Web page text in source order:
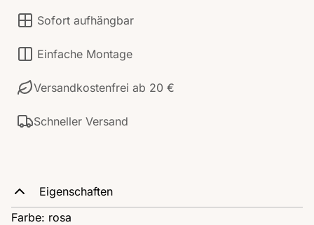
Sofort aufhängbar
Einfache Montage
Versandkostenfrei ab 20 €
Schneller Versand
Eigenschaften
Farbe: rosa